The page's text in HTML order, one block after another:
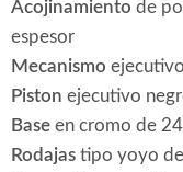
Acojinamiento de
espesor
Mecanismo
Piston ejecutivo
Base en cromo de
Rodajas tipo yoyo